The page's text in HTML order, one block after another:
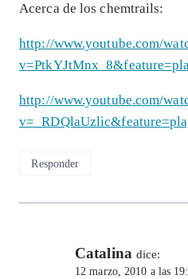
Acerca de los chemtrails:
http://www.youtube.com/
http://www.youtube.com/
Responder
Catalina dice:
12 marzo, 2010 a las